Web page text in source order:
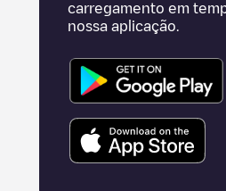
carregamento em
nossa aplicação.